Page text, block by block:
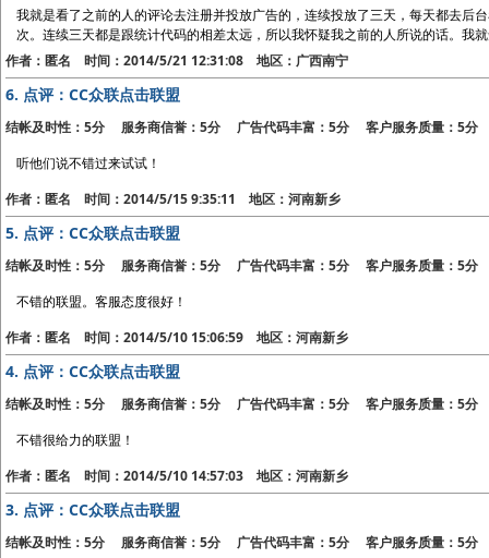
我就是看了之前的人的评论去注册并投放广告的，连续投放了三天，每天都去后
次。连续三天都是跟统计代码的相差太远，所以我怀疑我之前的人所说的话。我
作者：匿名 时间：2014/5/21 12:31:08 地区：广西南宁
6. 点评：CC众联点击联盟
结帐及时性：5分 服务商信誉：5分 广告代码丰富：5分 客户服务质量：5分
听他们说不错过来试试！
作者：匿名 时间：2014/5/15 9:35:11 地区：河南新乡
5. 点评：CC众联点击联盟
结帐及时性：5分 服务商信誉：5分 广告代码丰富：5分 客户服务质量：5分
不错的联盟。客服态度很好！
作者：匿名 时间：2014/5/10 15:06:59 地区：河南新乡
4. 点评：CC众联点击联盟
结帐及时性：5分 服务商信誉：5分 广告代码丰富：5分 客户服务质量：5分
不错很给力的联盟！
作者：匿名 时间：2014/5/10 14:57:03 地区：河南新乡
3. 点评：CC众联点击联盟
结帐及时性：5分 服务商信誉：5分 广告代码丰富：5分 客户服务质量：5分